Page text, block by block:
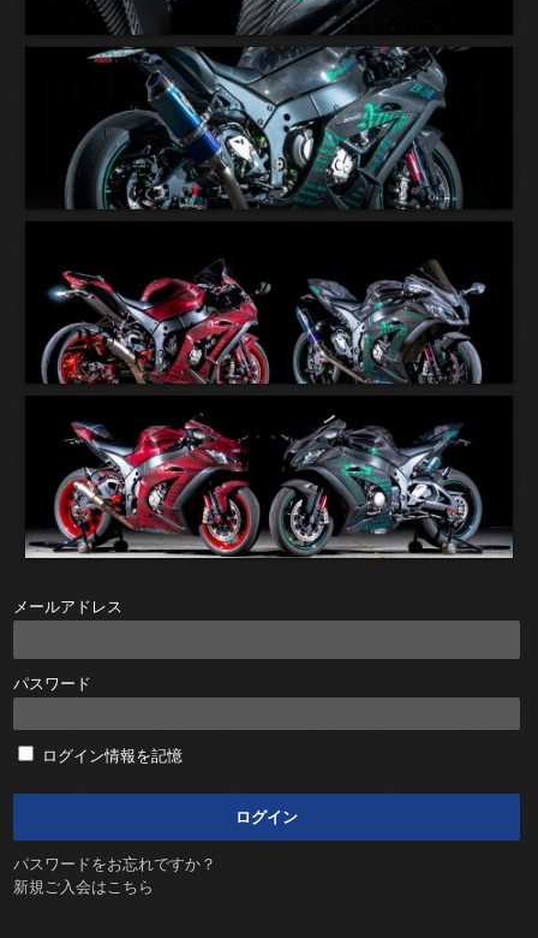
メールアドレス
パスワード
ログイン情報を記憶
パスワードをお忘れですか？
新規ご入会はこちら